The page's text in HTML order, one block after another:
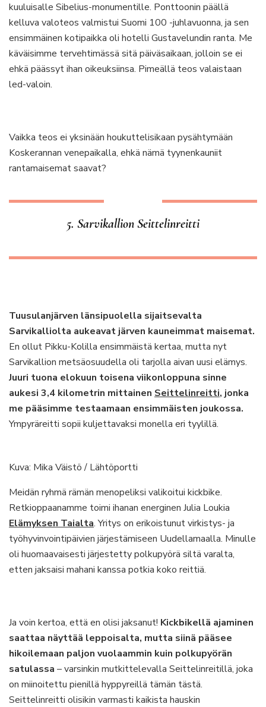
kuuluisalle Sibelius-monumentille. Ponttoonin päällä
kelluva valoteos valmistui Suomi 100 -juhlavuonna, ja sen
ensimmäinen kotipaikka oli hotelli Gustavelundin ranta. Me
käväisimme tervehtimässä sitä päiväsaikaan, jolloin se ei
ehkä päässyt ihan oikeuksiinsa. Pimeällä teos valaistaan
led-valoin.
Vaikka teos ei yksinään houkuttelisikaan pysähtymään
Koskerannan venepaikalla, ehkä nämä tyynenkauniit
rantamaisemat saavat?
5. Sarvikallion Seittelinreitti
Tuusulanjärven länsipuolella sijaitsevalta
Sarvikalliolta aukeavat järven kauneimmat maisemat.
En ollut Pikku-Kolilla ensimmäistä kertaa, mutta nyt
Sarvikallion metsäosuudella oli tarjolla aivan uusi elämys.
Juuri tuona elokuun toisena viikonloppuna sinne
aukesi 3,4 kilometrin mittainen Seittelinreitti, jonka
me pääsimme testaamaan ensimmäisten joukossa.
Ympyräreitti sopii kuljettavaksi monella eri tyylillä.
Kuva: Mika Väistö / Lähtöportti
Meidän ryhmä rämän menopeliksi valikoitui kickbike.
Retkioppaanamme toimi ihanan energinen Julia Loukia
Elämyksen Taialta. Yritys on erikoistunut virkistys- ja
työhyvinvointipäivien järjestämiseen Uudellamaalla. Minulle
oli huomaavaisesti järjestetty polkupyörä siltä varalta,
etten jaksaisi mahani kanssa potkia koko reittiä.
Ja voin kertoa, että en olisi jaksanut! Kickbikellä ajaminen
saattaa näyttää leppoisalta, mutta siinä pääsee
hikoilemaan paljon vuolaammin kuin polkupyörän
satulassa – varsinkin mutkittelevalla Seittelinreitillä, joka
on miinoitettu pienillä hyppyreillä tämän tästä.
Seittelinreitti olisikin varmasti kaikista hauskin